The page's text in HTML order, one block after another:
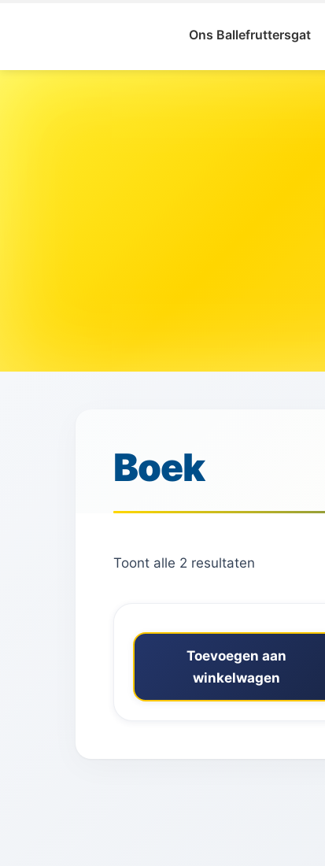
Ons Ballefruttersgat
Boek
Toont alle 2 resultaten
Toevoegen aan
winkelwagen